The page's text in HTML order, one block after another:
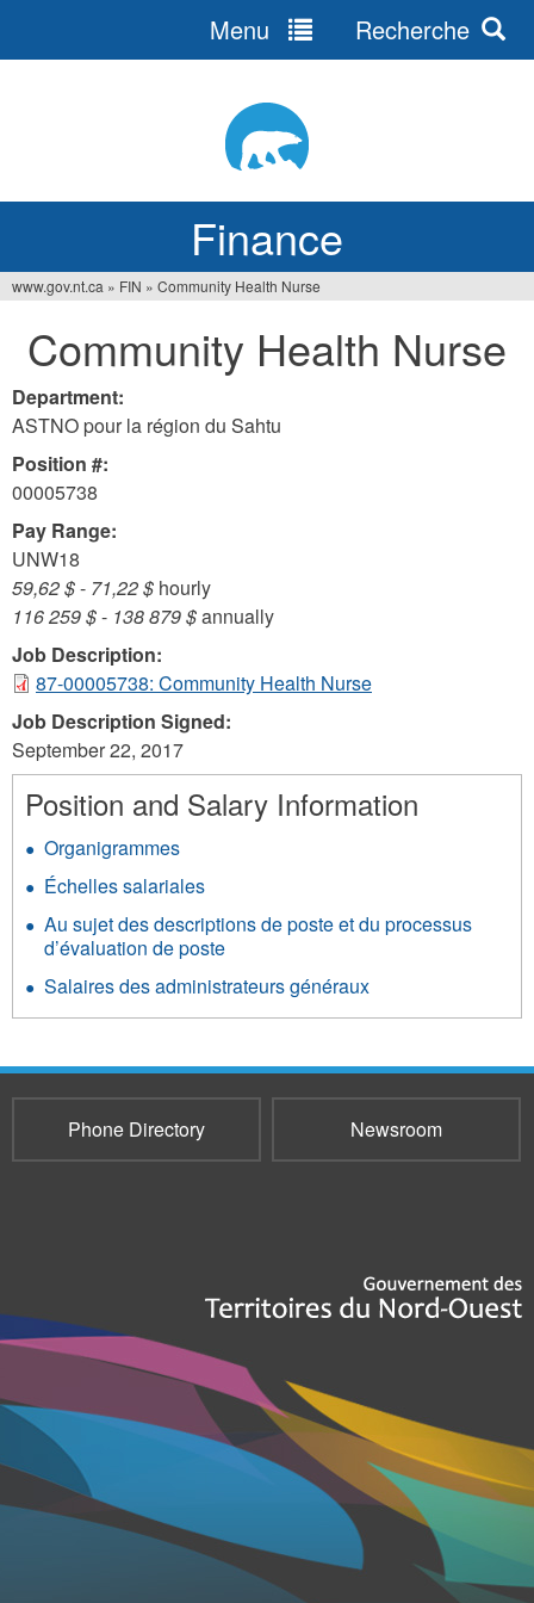
Finance
Menu Recherche
are
here
www.gov.nt.ca » FIN » Community Health Nurse
Community Health Nurse
Department:
ASTNO pour la région du Sahtu
Position #:
00005738
Pay Range:
UNW18
59,62 $- 71,22 $ hourly
116 259 $- 138 879 $annually
Job Description:
87-00005738: Community Health Nurse
Job Description Signed:
September 22, 2017
Position and Salary Information
Organigrammes
Échelles salariales
Au sujet des descriptions de poste et du processus
d’évaluation de poste
Salaires des administrateurs généraux
Phone Directory Newsroom